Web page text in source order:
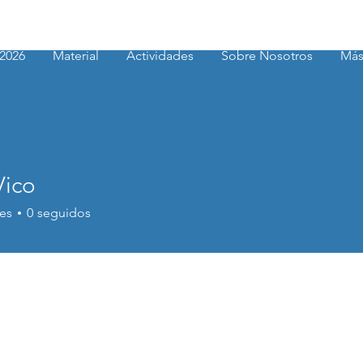
Material Actividades Sobre Nosotros Más
0 seguidos